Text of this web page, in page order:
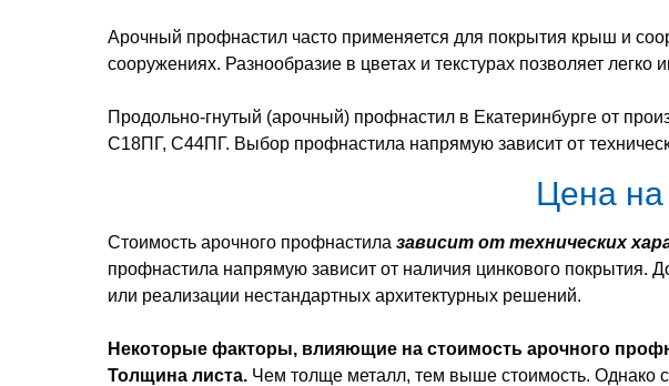
Арочный профнастил часто применяется для покрытия крыш и
сооружениях. Разнообразие в цветах и текстурах позволяет легко
Продольно-гнутый (арочный) профнастил в Екатеринбурге от
С18ПГ, С44ПГ. Выбор профнастила напрямую зависит от
Цена
Стоимость арочного профнастила зависит от технических
профнастила напрямую зависит от наличия цинкового
или реализации нестандартных архитектурных решений.
Некоторые факторы, влияющие на стоимость арочного
Толщина листа. Чем толще металл, тем выше стоимость. Однако